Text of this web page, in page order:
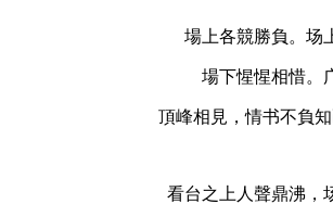
場上各競勝負。场
場下惺惺相惜。
頂峰相見，情书不負
看台之上人聲鼎沸，